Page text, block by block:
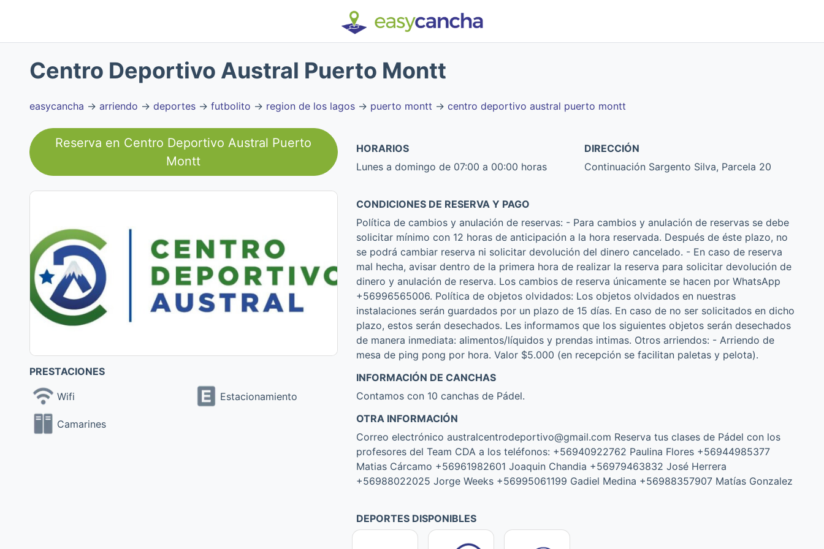
Centro Deportivo Austral Puerto Montt
easycancha → arriendo → deportes → futbolito → region de los lagos → puerto montt → centro deportivo austral puerto montt
Reserva en Centro Deportivo Austral Puerto
Montt
PRESTACIONES
Wifi Estacionamiento
Camarines
HORARIOS
Lunes a domingo de 07:00 a 00:00 horas
DIRECCIÓN
Continuación Sargento Silva, Parcela 20
CONDICIONES DE RESERVA Y PAGO
Política de cambios y anulación de reservas: - Para cambios y anulación de reservas se debe
solicitar mínimo con 12 horas de anticipación a la hora reservada. Después de éste plazo, no
se podrá cambiar reserva ni solicitar devolución del dinero cancelado. - En caso de reserva
mal hecha, avisar dentro de la primera hora de realizar la reserva para solicitar devolución de
dinero y anulación de reserva. Los cambios de reserva únicamente se hacen por WhatsApp
+56996565006. Política de objetos olvidados: Los objetos olvidados en nuestras
instalaciones serán guardados por un plazo de 15 días. En caso de no ser solicitados en dicho
plazo, estos serán desechados. Les informamos que los siguientes objetos serán desechados
de manera inmediata: alimentos/líquidos y prendas intimas. Otros arriendos: - Arriendo de
mesa de ping pong por hora. Valor $5.000 (en recepción se facilitan paletas y pelota).
INFORMACIÓN DE CANCHAS
Contamos con 10 canchas de Pádel.
OTRA INFORMACIÓN
Correo electrónico australcentrodeportivo@gmail.com Reserva tus clases de Pádel con los
profesores del Team CDA a los teléfonos: +56940922762 Paulina Flores +56944985377
Matias Cárcamo +56961982601 Joaquin Chandia +56979463832 José Herrera
+56988022025 Jorge Weeks +56995061199 Gadiel Medina +56988357907 Matías Gonzalez
DEPORTES DISPONIBLES